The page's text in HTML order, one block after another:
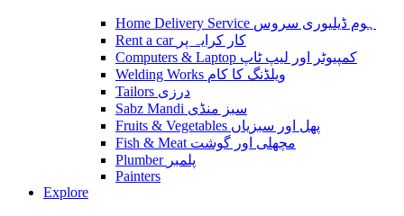
Home Delivery Service ہوم ڈیلیوری سروس
Rent a car کار کرایہ پر
Computers & Laptop کمپیوٹر اور لیپ ٹاپ
Welding Works ویلڈنگ کا کام
Tailors درزی
Sabz Mandi سبز منڈی
Fruits & Vegetables پھل اور سبزیاں
Fish & Meat مچھلی اور گوشت
Plumber پلمبر
Painters
Explore